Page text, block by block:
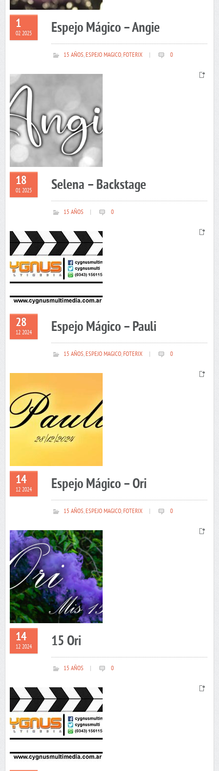
1
02 2025 Espejo Mágico – Angie
15 AÑOS,ESPEJO MAGICO,FOTERIX 0
18
01 2025 Selena – Backstage
15 AÑOS 0
28
12 2024 Espejo Mágico – Pauli
15 AÑOS,ESPEJO MAGICO,FOTERIX 0
14
12 2024 Espejo Mágico – Ori
15 AÑOS,ESPEJO MAGICO,FOTERIX 0
14
12 2024 15 Ori
15 AÑOS 0